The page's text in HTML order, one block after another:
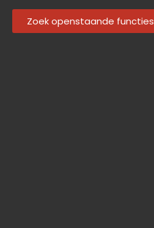
Zoek openstaande functies